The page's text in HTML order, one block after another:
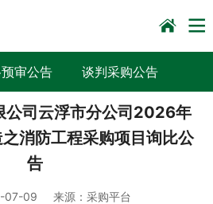
审公告 谈判采购公告
购公告 中标候选人公示
意见公告
公司云浮市分公司2026年
消防工程采购项目询比公
告
07-09 来源： 采购平台